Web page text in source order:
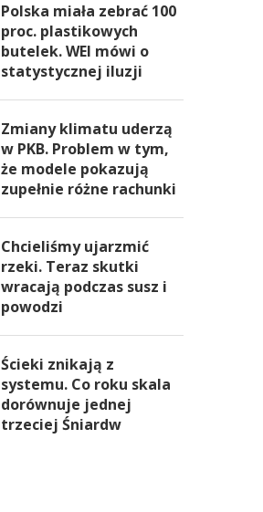
Polska miała zebrać 100
proc. plastikowych
butelek. WEI mówi o
statystycznej iluzji
Zmiany klimatu uderzą
w PKB. Problem w tym,
że modele pokazują
zupełnie różne rachunki
Chcieliśmy ujarzmić
rzeki. Teraz skutki
wracają podczas susz i
powodzi
Ścieki znikają z
systemu. Co roku skala
dorównuje jednej
trzeciej Śniardw